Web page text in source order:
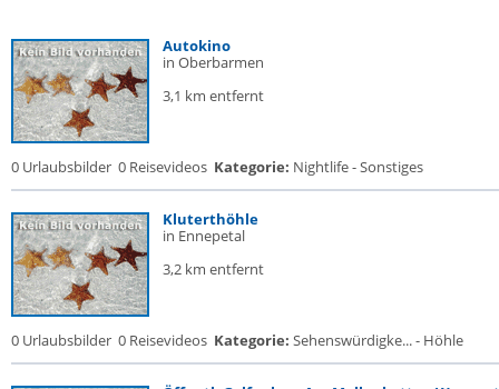
Autokino
in Oberbarmen
3,1 km entfernt
0 Urlaubsbilder 0 Reisevideos Kategorie: Nightlife - Sonstiges
Kluterthöhle
in Ennepetal
3,2 km entfernt
0 Urlaubsbilder 0 Reisevideos Kategorie: Sehenswürdigke... - Höhle